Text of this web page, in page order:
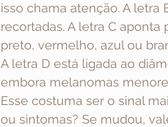
isso chama atenção. A letra
recortadas. A letra C
preto, vermelho, azul ou
A letra D está ligada ao
embora melanomas
Esse costuma ser o sinal
ou sintomas? Se mudou,